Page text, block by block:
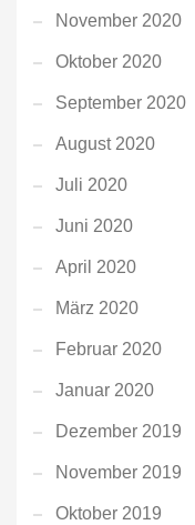
November 2020
Oktober 2020
September 2020
August 2020
Juli 2020
Juni 2020
April 2020
März 2020
Februar 2020
Januar 2020
Dezember 2019
November 2019
Oktober 2019